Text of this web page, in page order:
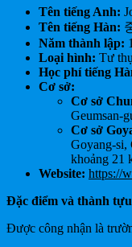
Tên tiếng Anh:
Tên tiếng Hàn:
Năm thành lập:
Loại hình: Tư
Học phí tiếng
Cơ sở:
Cơ sở
Geumsan-
Cơ sở
Goyang-si,
khoảng 21
Website: https://
Đặc điểm và thành
Được công nhận là